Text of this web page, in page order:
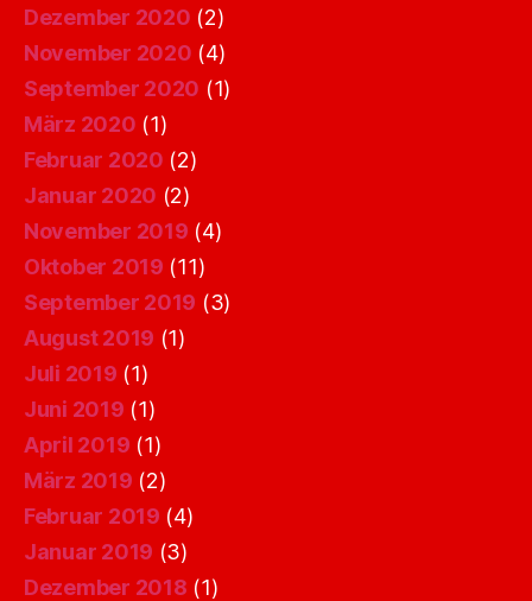
Dezember 2020 (2)
November 2020 (4)
September 2020 (1)
März 2020 (1)
Februar 2020 (2)
Januar 2020 (2)
November 2019 (4)
Oktober 2019 (11)
September 2019 (3)
August 2019 (1)
Juli 2019 (1)
Juni 2019 (1)
April 2019 (1)
März 2019 (2)
Februar 2019 (4)
Januar 2019 (3)
Dezember 2018 (1)